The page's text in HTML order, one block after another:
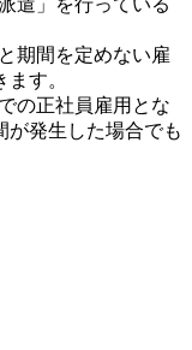
期間を定めない雇
す。
の正社員雇用とな
が発生した場合でも